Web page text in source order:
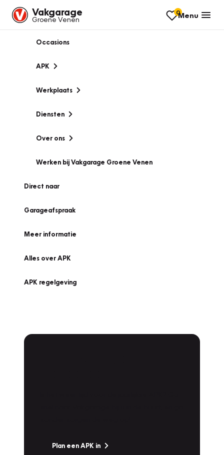
Vakgarage
Groene Venen
0Menu
Occasions
APK
Werkplaats
Diensten
Over ons
Werken bij Vakgarage Groene Venen
Direct naar
Garageafspraak
Meer informatie
Alles over APK
APK regelgeving
Plan een APK in